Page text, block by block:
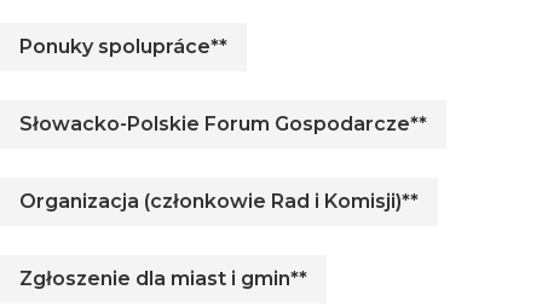
Ponuky spolupráce**
Słowacko-Polskie Forum Gospodarcze**
Organizacja (członkowie Rad i Komisji)**
Zgłoszenie dla miast i gmin**